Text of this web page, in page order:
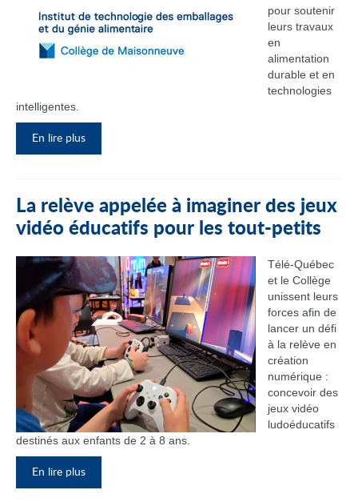
pour soutenir
leurs travaux
en
alimentation
durable et en
technologies
intelligentes.
En lire plus
La relève appelée à imaginer des jeux
vidéo éducatifs pour les tout-petits
Télé-Québec
et le Collège
unissent leurs
forces afin de
lancer un défi
à la relève en
création
numérique :
concevoir des
jeux vidéo
ludoéducatifs
destinés aux enfants de 2 à 8 ans.
En lire plus